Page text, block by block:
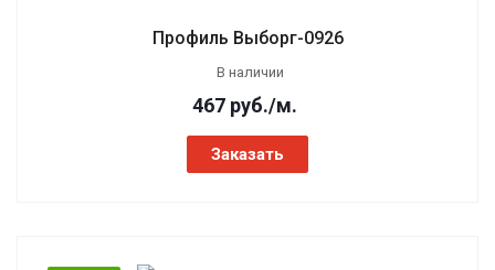
Профиль Выборг-0926
В наличии
467 руб./м.
Заказать